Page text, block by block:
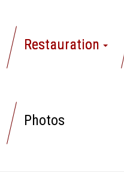
Restauration
Photos